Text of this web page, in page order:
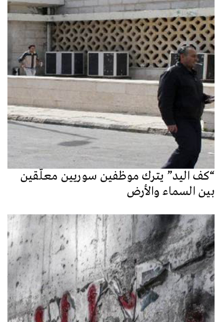
“كف اليد” يترك موظفين سوريين معلَّقين
بين السماء والأرض